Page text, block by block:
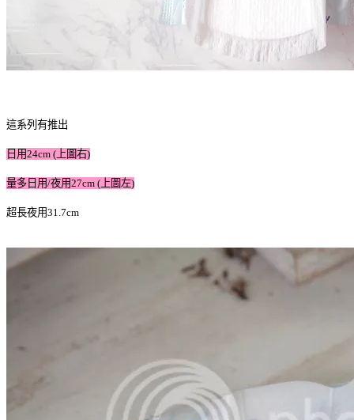
這系列有推出
日用24cm (上圖右)
量多日用/夜用27cm (上圖左)
超長夜用31.7cm